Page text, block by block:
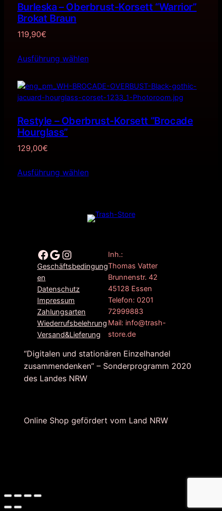
Burleska – Oberbrust-Korsett “Warrior”
Brokat Braun
119,90€
Ausführung wählen
Restyle – Oberbrust-Korsett ”Brocade
Hourglass”
129,00€
Ausführung wählen
Facebook Google Instagram
Geschäftsbedingung
en
Datenschutz
Impressum
Zahlungsarten
Wiederrufsbelehrung
Versand&Lieferung
Inh.:
Thomas Vatter
Brunnenstr. 42
45128 Essen
Telefon: 0201
72999883
Mail: info@trash-
store.de
“Digitalen und stationären Einzelhandel
zusammendenken” – Sonderprogramm 2020
des Landes NRW
Online Shop gefördert vom Land NRW